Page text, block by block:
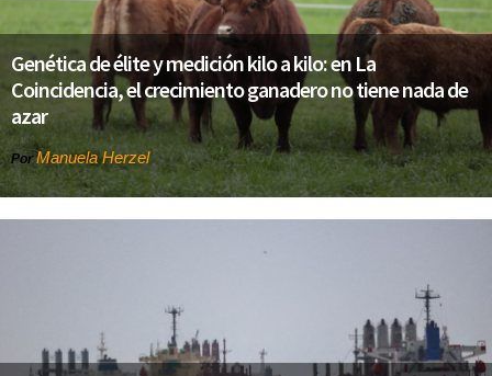
Genética de élite y medición kilo a kilo: en La
Coincidencia, el crecimiento ganadero no tiene nada de
azar
PorManuela Herzel